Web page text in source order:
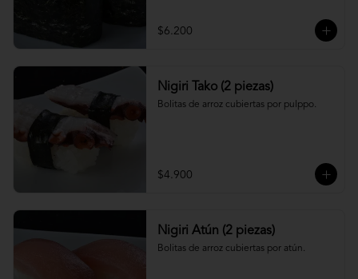
$6.200
Nigiri Tako (2 piezas)
Bolitas de arroz cubiertas por pulppo.
$4.900
Nigiri Atún (2 piezas)
Bolitas de arroz cubiertas por atún.